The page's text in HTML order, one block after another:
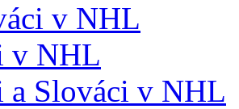
v NHL
v NHL
a Slováci v NHL